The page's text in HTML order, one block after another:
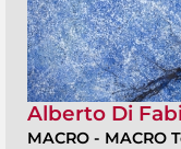
Alberto Di
MACRO - MACRO